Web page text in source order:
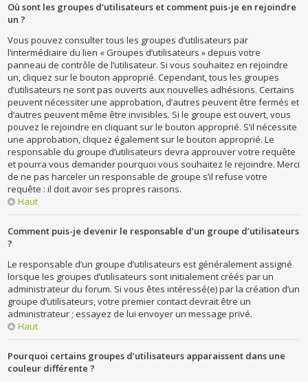
Où sont les groupes d’utilisateurs et comment puis-je en rejoindre
un ?
Vous pouvez consulter tous les groupes d’utilisateurs par
l’intermédiaire du lien « Groupes d’utilisateurs » depuis votre
panneau de contrôle de l’utilisateur. Si vous souhaitez en rejoindre
un, cliquez sur le bouton approprié. Cependant, tous les groupes
d’utilisateurs ne sont pas ouverts aux nouvelles adhésions. Certains
peuvent nécessiter une approbation, d’autres peuvent être fermés et
d’autres peuvent même être invisibles. Si le groupe est ouvert, vous
pouvez le rejoindre en cliquant sur le bouton approprié. S’il nécessite
une approbation, cliquez également sur le bouton approprié. Le
responsable du groupe d’utilisateurs devra approuver votre requête
et pourra vous demander pourquoi vous souhaitez le rejoindre. Merci
de ne pas harceler un responsable de groupe s’il refuse votre
requête : il doit avoir ses propres raisons.
Haut
Comment puis-je devenir le responsable d’un groupe d’utilisateurs
?
Le responsable d’un groupe d’utilisateurs est généralement assigné
lorsque les groupes d’utilisateurs sont initialement créés par un
administrateur du forum. Si vous êtes intéressé(e) par la création d’un
groupe d’utilisateurs, votre premier contact devrait être un
administrateur ; essayez de lui envoyer un message privé.
Haut
Pourquoi certains groupes d’utilisateurs apparaissent dans une
couleur différente ?